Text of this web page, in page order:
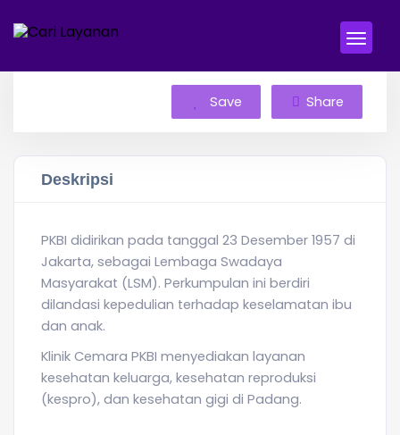
Save Share
Deskripsi
PKBI didirikan pada tanggal 23 Desember 1957 di
Jakarta, sebagai Lembaga Swadaya
Masyarakat (LSM). Perkumpulan ini berdiri
dilandasi kepedulian terhadap keselamatan ibu
dan anak.
Klinik Cemara PKBI menyediakan layanan
kesehatan keluarga, kesehatan reproduksi
(kespro), dan kesehatan gigi di Padang.